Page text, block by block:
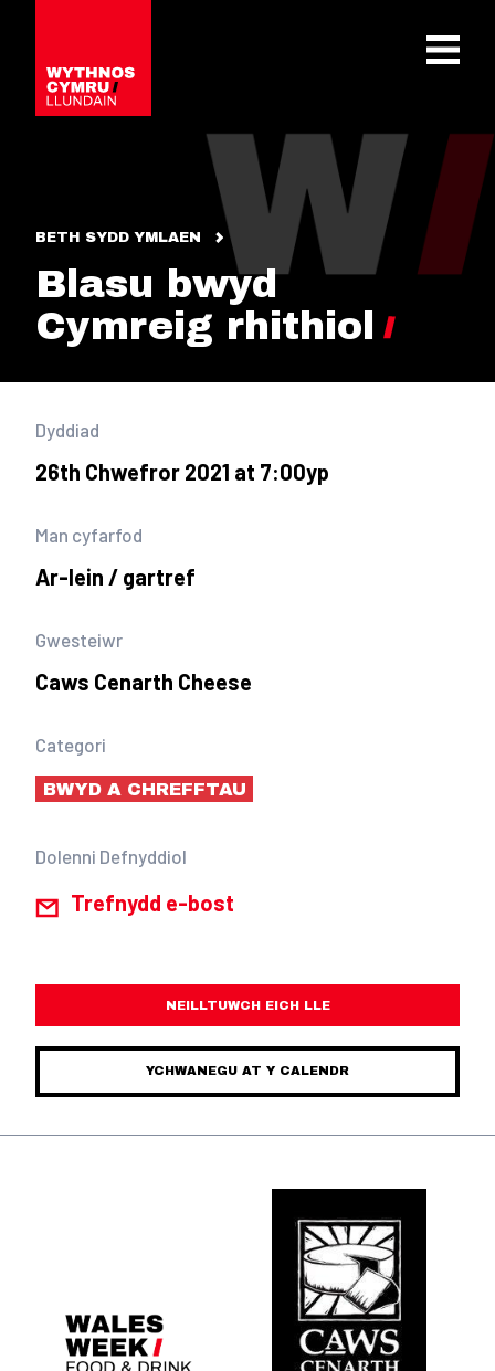
OPEN
BETH SYDD YMLAEN
Blasu bwyd
Cymreig rhithiol
Dyddiad
26th Chwefror 2021 at 7:00yp
Man cyfarfod
Ar-lein / gartref
Gwesteiwr
Caws Cenarth Cheese
Categori
BWYD A CHREFFTAU
Dolenni Defnyddiol
Trefnydd e-bost
NEILLTUWCH EICH LLE
YCHWANEGU AT Y CALENDR